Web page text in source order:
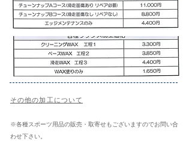
その他の加工について
※各種スポーツ用品の販売・取寄せもございますのでお問い合
わせ下さい。